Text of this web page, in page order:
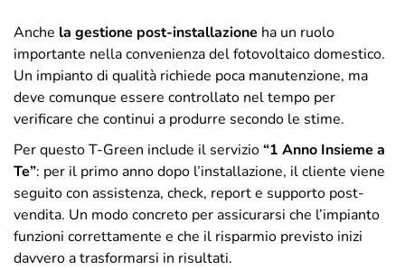
Anche la gestione post-installazione ha un ruolo
importante nella convenienza del fotovoltaico domestico.
Un impianto di qualità richiede poca manutenzione, ma
deve comunque essere controllato nel tempo per
verificare che continui a produrre secondo le stime.
Per questo T-Green include il servizio“1 Anno Insieme a
Te”: per il primo anno dopo l’installazione, il cliente viene
seguito con assistenza, check, report e supporto post-
vendita. Un modo concreto per assicurarsi che l’impianto
funzioni correttamente e che il risparmio previsto inizi
davvero a trasformarsi in risultati.